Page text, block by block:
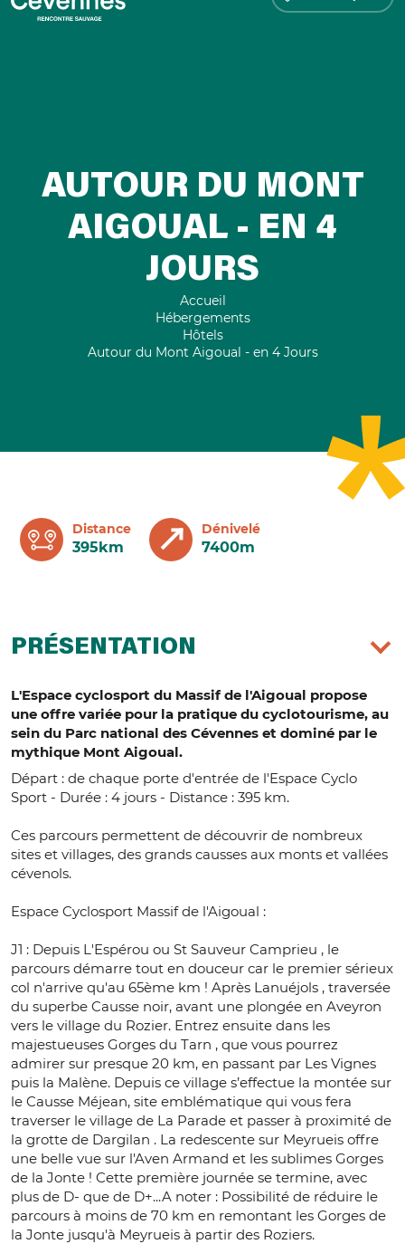
AUTOUR DU MONT
AIGOUAL - EN 4
JOURS
Accueil
Hébergements
Hôtels
Autour du Mont Aigoual - en 4 Jours
Distance
395km
Dénivelé
7400m
PRÉSENTATION
L'Espace cyclosport du Massif de l'Aigoual propose
une offre variée pour la pratique du cyclotourisme, au
sein du Parc national des Cévennes et dominé par le
mythique Mont Aigoual.
Départ : de chaque porte d'entrée de l'Espace Cyclo
Sport - Durée : 4 jours - Distance : 395 km.
Ces parcours permettent de découvrir de nombreux
sites et villages, des grands causses aux monts et vallées
cévenols.
Espace Cyclosport Massif de l'Aigoual :
J1 : Depuis L'Espérou ou St Sauveur Camprieu , le
parcours démarre tout en douceur car le premier sérieux
col n'arrive qu'au 65ème km ! Après Lanuéjols , traversée
du superbe Causse noir, avant une plongée en Aveyron
vers le village du Rozier. Entrez ensuite dans les
majestueuses Gorges du Tarn , que vous pourrez
admirer sur presque 20 km, en passant par Les Vignes
puis la Malène. Depuis ce village s’effectue la montée sur
le Causse Méjean, site emblématique qui vous fera
traverser le village de La Parade et passer à proximité de
la grotte de Dargilan . La redescente sur Meyrueis offre
une belle vue sur l'Aven Armand et les sublimes Gorges
de la Jonte ! Cette première journée se termine, avec
plus de D- que de D+...A noter : Possibilité de réduire le
parcours à moins de 70 km en remontant les Gorges de
la Jonte jusqu'à Meyrueis à partir des Roziers.